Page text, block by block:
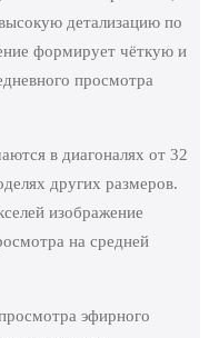
детализацию по
формирует чёткую и
просмотра
в диагоналях от 32
других размеров.
изображение
на средней
эфирного